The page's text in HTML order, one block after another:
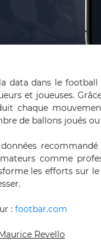
data dans le
et joueuses.
chaque
de ballons joués
comme
les efforts sur
: footbar.com
Revello